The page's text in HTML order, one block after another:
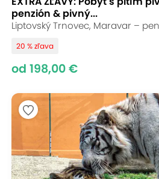
penzión & pivný...
Liptovský Trnovec, Maravar –
20 % zľava
od 198,00 €